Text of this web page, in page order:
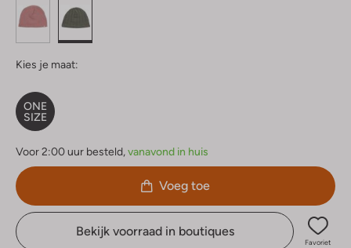
Kies je maat:
ONE
SIZE
Voor 2:00 uur besteld,vanavond in huis
Voeg toe
Bekijk voorraad in boutiques
Favoriet